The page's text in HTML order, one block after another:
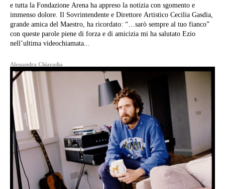
e tutta la Fondazione Arena ha appreso la notizia con sgomento e
immenso dolore. Il Sovrintendente e Direttore Artistico Cecilia Gasdia,
grande amica del Maestro, ha ricordato: “…sarò sempre al tuo fianco”
con queste parole piene di forza e di amicizia mi ha salutato Ezio
nell’ultima videochiamata...
Alessandra Chiaradia